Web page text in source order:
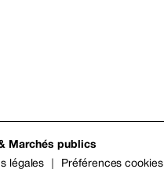
Marchés publics
légales Préférences cookies